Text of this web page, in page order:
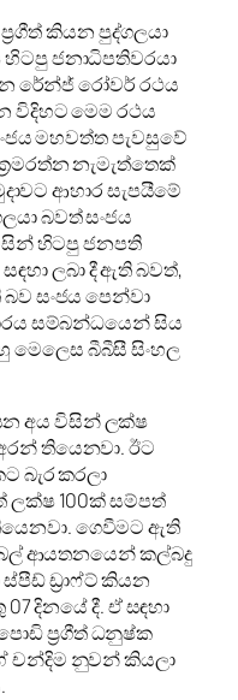
ප්‍රගීත් කියන පුද්ගලයා
ජනාධිපතිවරයා
රේන්ජ් රෝවර් රථය
විදිහට මෙම රථය
මහවත්ත පැවසුවේ
නැමැත්තෙක්
ආහාර සැපයීමේ
බවත් සංජය
හිටපු ජනපති
ලබා දී ඇති බවත්,
සංජය පෙන්වා
සම්බන්ධයෙන් සිය
මෙලෙස බීබීසී සිංහල
අය විසින් ලක්ෂ
තියෙනවා. ඊට
බැර කරලා
ලක්ෂ 100ක් සම්පත්
ගෙවීමට ඇති
ආයතනයෙන් කල්බදු
ඩ්‍රාෆ්ට් කියන
දිනයේ දී. ඒ සඳහා
ප්‍රගීත් ධනුෂ්ක
චන්දිම නුවන් කියලා